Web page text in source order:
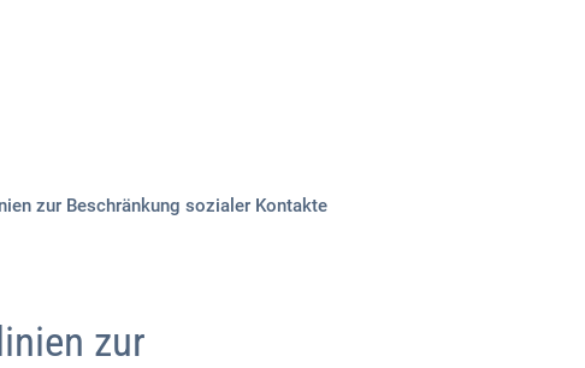
zur Beschränkung sozialer Kontakte
zur